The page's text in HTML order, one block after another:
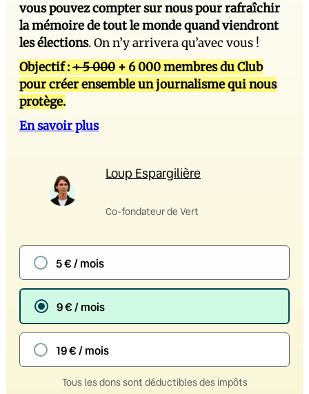
vous pouvez compter sur nous pour rafraîchir
la mémoire de tout le monde quand viendront
les élections. On n’y arrivera qu’avec vous !
Objectif :+ 5 000 + 6 000 membres du Club
pour créer ensemble un journalisme qui nous
protège.
En savoir plus
Loup Espargilière
Co-fondateur de Vert
5 € / mois
9 € / mois
19 € / mois
Tous les dons sont déductibles des impôts